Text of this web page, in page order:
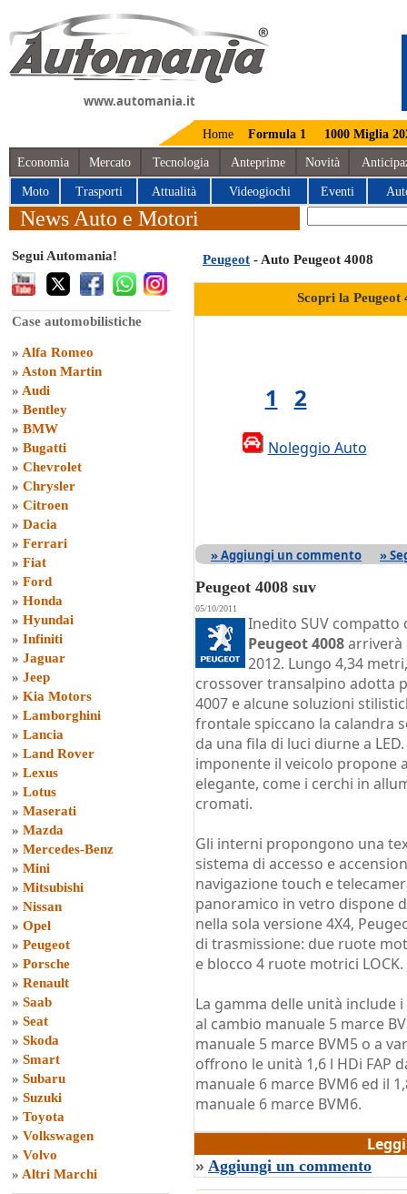
www.automania.it
Home Formula 1 1000 Miglia
Economia Mercato Tecnologia Anteprime Novità
Moto Trasporti Attualità Videogiochi Eventi
News Auto e Motori
Segui Automania!
Case automobilistiche
» Alfa Romeo
» Aston Martin
» Audi
» Bentley
» BMW
» Bugatti
» Chevrolet
» Chrysler
» Citroen
» Dacia
» Ferrari
» Fiat
» Ford
» Honda
» Hyundai
» Infiniti
» Jaguar
» Jeep
» Kia Motors
» Lamborghini
» Lancia
» Land Rover
» Lexus
» Lotus
» Maserati
» Mazda
» Mercedes-Benz
» Mini
» Mitsubishi
» Nissan
» Opel
» Peugeot
» Porsche
» Renault
» Saab
» Seat
» Skoda
» Smart
» Subaru
» Suzuki
» Toyota
» Volkswagen
» Volvo
» Altri Marchi
Peugeot - Auto Peugeot 4008
Scopri la Peugeot
1 2
Noleggio Auto
» Aggiungi un commento »
Peugeot 4008 suv
05/10/2011
Inedito SUV compatto
Peugeot 4008arriverà
2012. Lungo 4,34
crossover transalpino adotta
4007 e alcune soluzioni
frontale spiccano la calandra
da una fila di luci diurne a
imponente il veicolo propone
elegante, come i cerchi in
cromati.
Gli interni propongono una
sistema di accesso e
navigazione touch e
panoramico in vetro dispone
nella sola versione 4X4,
di trasmissione: due ruote
e blocco 4 ruote motrici LOCK.
La gamma delle unità include
al cambio manuale 5 marce
manuale 5 marce BVM5 o a
offrono le unità 1,6 l HDi FAP
manuale 6 marce BVM6 ed il
manuale 6 marce BVM6.
» Aggiungi un commento